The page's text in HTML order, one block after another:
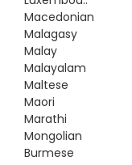
Macedonian
Malagasy
Malay
Malayalam
Maltese
Maori
Marathi
Mongolian
Burmese